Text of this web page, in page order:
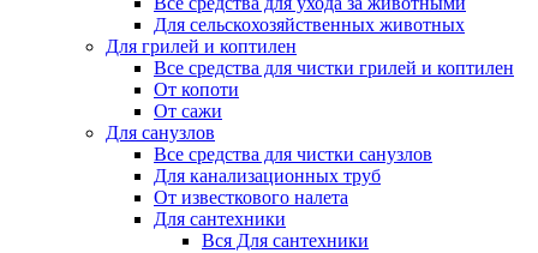
Для сельскохозяйственных животных
Для грилей и коптилен
Все средства для чистки грилей и коптилен
От копоти
От сажи
Для санузлов
Все средства для чистки санузлов
Для канализационных труб
От известкового налета
Для сантехники
Вся Для сантехники